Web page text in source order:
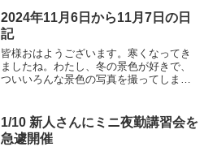
選ですごいタイムが出ました。1位ラッセ
ルと2位フェルスタ...
2024年11月6日から11月7日の日
記
皆様おはようございます。寒くなってき
ましたね。わたし、冬の景色が好きで、
ついいろんな景色の写真を撮ってしまう
る情報が入っているわけですが、先日ス
マホの写真アプリをい...
1/10 新人さんにミニ夜勤講習会を
急遽開催